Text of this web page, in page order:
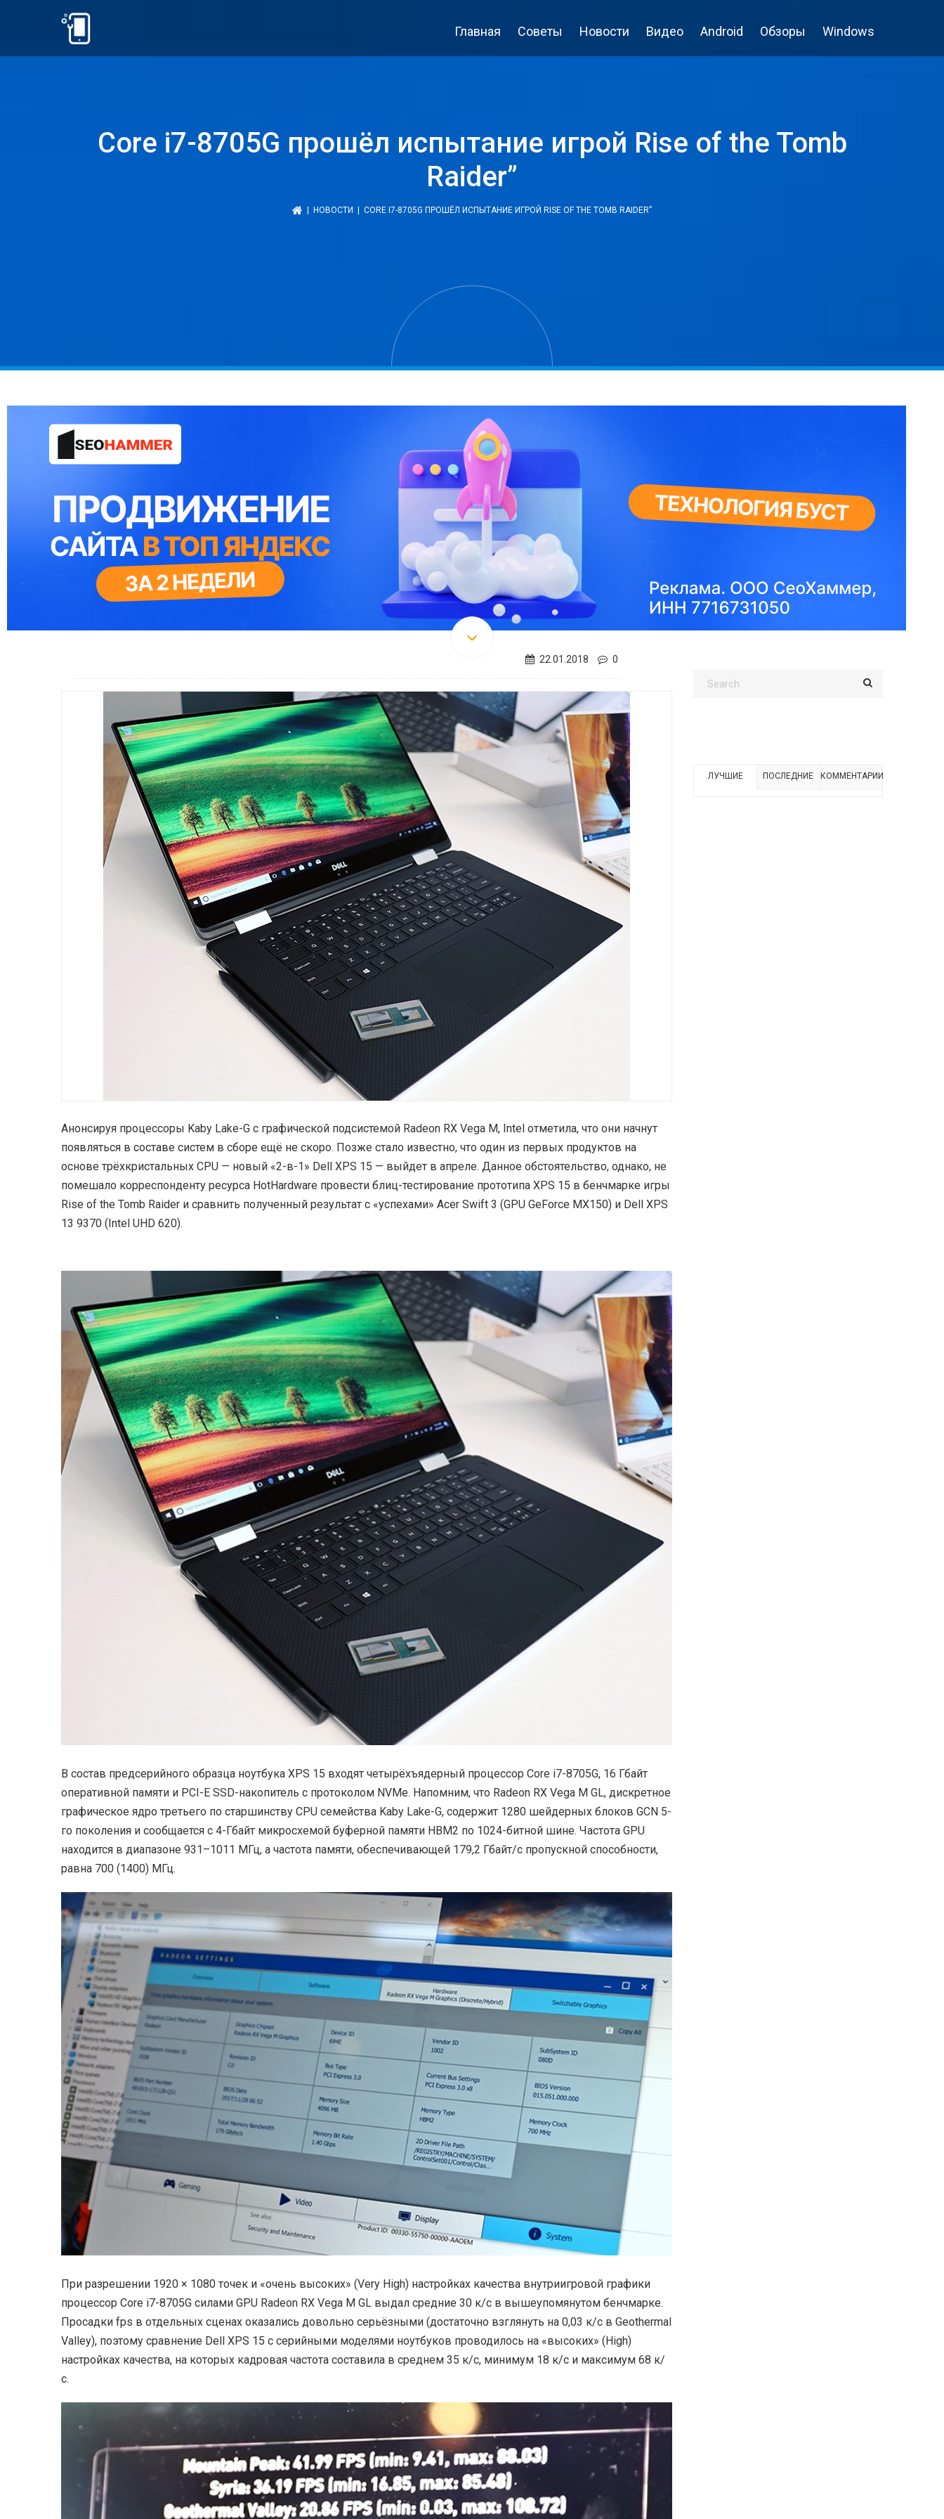
Главная Советы Новости Видео Android Обзоры Windows
Core i7-8705G прошёл испытание игрой Rise of the Tomb
Raider”
НОВОСТИ | CORE I7-8705G ПРОШЁЛ ИСПЫТАНИЕ ИГРОЙ RISE OF THE TOMB RAIDER”
22.01.2018 0
Анонсируя процессоры Kaby Lake-G с графической подсистемой Radeon RX Vega M, Intel отметила, что они начнут
появляться в составе систем в сборе ещё не скоро. Позже стало известно, что один из первых продуктов на
основе трёхкристальных CPU — новый «2-в-1» Dell XPS 15 — выйдет в апреле. Данное обстоятельство, однако, не
помешало корреспонденту ресурса HotHardware провести блиц-тестирование прототипа XPS 15 в бенчмарке игры
Rise of the Tomb Raider и сравнить полученный результат с «успехами» Acer Swift 3 (GPU GeForce MX150) и Dell XPS
13 9370 (Intel UHD 620).
В состав предсерийного образца ноутбука XPS 15 входят четырёхъядерный процессор Core i7-8705G, 16 Гбайт
оперативной памяти и PCI-E SSD-накопитель с протоколом NVMe. Напомним, что Radeon RX Vega M GL, дискретное
графическое ядро третьего по старшинству CPU семейства Kaby Lake-G, содержит 1280 шейдерных блоков GCN 5-
го поколения и сообщается с 4-Гбайт микросхемой буферной памяти HBM2 по 1024-битной шине. Частота GPU
находится в диапазоне 931–1011 МГц, а частота памяти, обеспечивающей 179,2 Гбайт/с пропускной способности,
равна 700 (1400) МГц.
При разрешении 1920 × 1080 точек и «очень высоких» (Very High) настройках качества внутриигровой графики
процессор Core i7-8705G силами GPU Radeon RX Vega M GL выдал средние 30 к/с в вышеупомянутом бенчмарке.
Просадки fps в отдельных сценах оказались довольно серьёзными (достаточно взглянуть на 0,03 к/с в Geothermal
Valley), поэтому сравнение Dell XPS 15 с серийными моделями ноутбуков проводилось на «высоких» (High)
настройках качества, на которых кадровая частота составила в среднем 35 к/с, минимум 18 к/с и максимум 68 к/
с.
ЛУЧШИЕ ПОСЛЕДНИЕ КОММЕНТАРИИ